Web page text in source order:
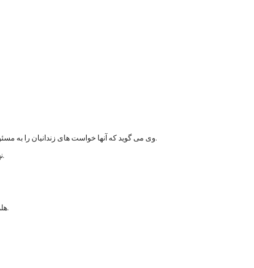
وی می گوید که آنها خواست های زندانیان را به مسئولان پایتخت انتقال داده اند و امیدوارند به این قضیه زودتر رسیدگی شود زیرا ممکن وضعیت بهداشتی شماری از زندانیان خراب شود.
نهادهای مدنی ولایت هلمند نیز در اعلامیه ای از رئیس جمهوری جدید خواستند که به خواستهای مشروع زندانیان پاسخ مثبت داده شود.
هلمند در جنوب افغانستان از ولایات ناامن است. در زندان هلمند در بین زندانیان جنایی، صدها نفر به اتهام شورشگری نیز زندانی هستند.